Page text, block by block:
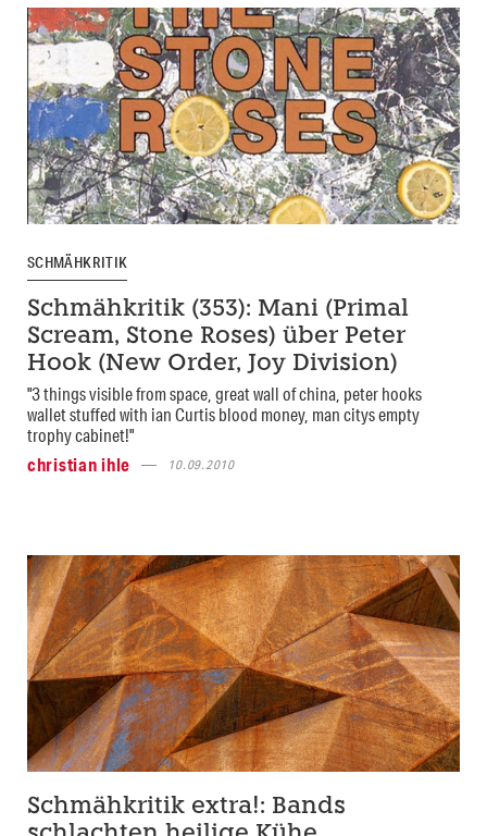
SCHMÄHKRITIK
Schmähkritik (353): Mani (Primal
Scream, Stone Roses) über Peter
Hook (New Order, Joy Division)
"3 things visible from space, great wall of china, peter hooks
wallet stuffed with ian Curtis blood money, man citys empty
trophy cabinet!"
christian ihle
10.09.2010
Schmähkritik extra!: Bands